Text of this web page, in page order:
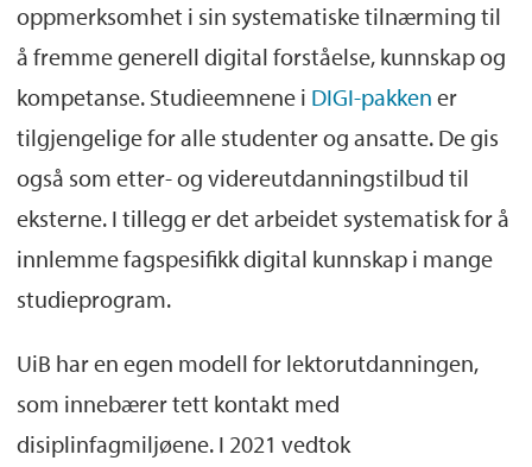
oppmerksomhet i sin systematiske tilnærming til
å fremme generell digital forståelse, kunnskap og
kompetanse. Studieemnene i DIGI-pakken er
tilgjengelige for alle studenter og ansatte. De gis
også som etter- og videreutdanningstilbud til
eksterne. I tillegg er det arbeidet systematisk for å
innlemme fagspesifikk digital kunnskap i mange
studieprogram.
UiB har en egen modell for lektorutdanningen,
som innebærer tett kontakt med
disiplinfagmiljøene. I 2021 vedtok